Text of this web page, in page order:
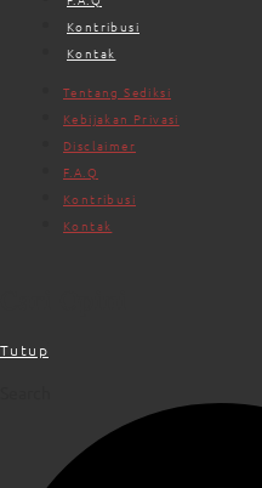
Kontribusi
Kontak
Tentang Sediksi
Kebijakan Privasi
Disclaimer
F.A.Q
Kontribusi
Kontak
Tutup